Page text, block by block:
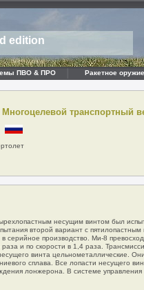
edition
ПВО & ПРО Ракетное
транспортный
несущим винтом был
второй вариант с
серийное производство. Ми-8
и по скорости в 1,4 раза.
винта цельнометаллические.
сплава. Все лопасти несущего
лонжерона. В системе управления